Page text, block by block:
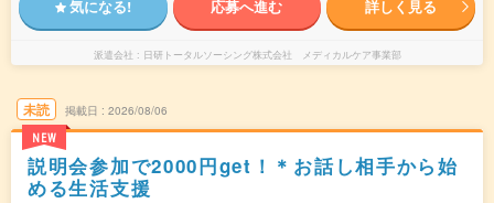
気になる! 応募へ進む 詳しく見る
派遣会社 日研トータルソーシング株式会社 メディカルケア事業部
未読
NEW
掲載日 2026/08/06
説明会参加で2000円get！＊お話し相手から始
める生活支援